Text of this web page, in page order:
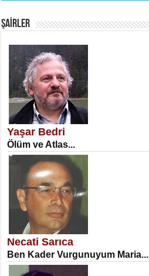
SATILMIŞ ÜMİT ÇETİNKAYA
Erkenlik...
NECLA DİLEK ARSLAN
Öğretmenler Günü Mahkemesi...
ŞAİRLER
Yaşar Bedri
Ölüm ve Atlas...
Necati Sarıca
Ben Kader Vurgunuyum Maria...